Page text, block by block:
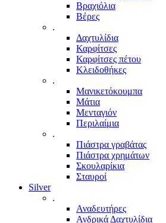
Βραχιόλια
Βέρες
.
Δαχτυλίδια
Καρφίτσες
Καρφίτσες πέτου
Κλειδοθήκες
.
Μανικετόκουμπα
Μάτια
Μενταγιόν
Περιλαίμια
.
Πιάστρα γραβάτας
Πιάστρα χρημάτων
Σκουλαρίκια
Σταυροί
Silver
.
Αναδευτήρες
Ανδρικά Δαχτυλίδια